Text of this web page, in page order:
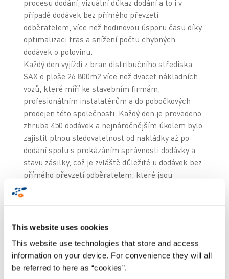
This website uses cookies
This website use technologies that store and access
information on your device. For convenience they will all
be referred to here as “cookies”.
procesu dodání, vizuální důkaz dodání a to i v
případě dodávek bez přímého převzetí
odběratelem, více než hodinovou úsporu času díky
optimalizaci tras a snížení počtu chybných
dodávek o polovinu.
Každý den vyjíždí z bran distribučního střediska
SAX o ploše 26.800m2 více než dvacet nákladních
vozů, které míří ke stavebním firmám,
profesionálním instalatérům a do pobočkových
prodejen této společnosti. Každý den je provedeno
zhruba 450 dodávek a nejnáročnějším úkolem bylo
zajistit plnou sledovatelnost od nakládky až po
dodání spolu s prokázáním správnosti dodávky a
stavu zásilky, což je zvláště důležité u dodávek bez
přímého převzetí odběratelem, které jsou
například ponechány na staveništi podle pokynů
zákazníka.
způsoby, jak zajistit co nejlepší služby pro své
optimalizaci dodavatelských procesů, protože v
krátké době, firma vyrostla z malého lokálního
velkoobchodu na středně velkou firmu